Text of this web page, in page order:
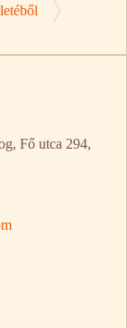
Fő utca 294,